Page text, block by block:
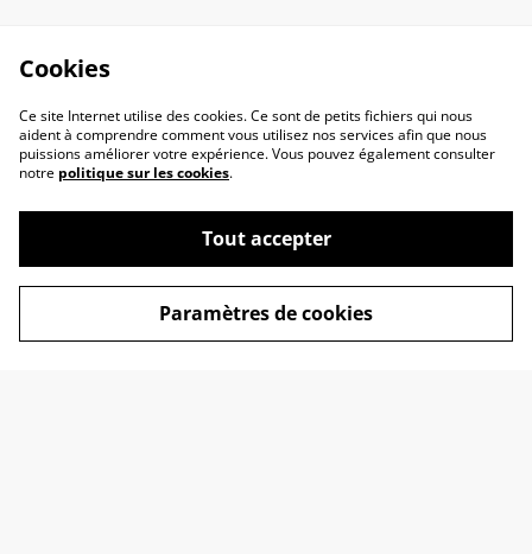
Cookies
Ce site Internet utilise des cookies. Ce sont de petits fichiers qui nous
aident à comprendre comment vous utilisez nos services afin que nous
puissions améliorer votre expérience. Vous pouvez également consulter
notre politique sur les cookies.
Tout accepter
Paramètres de cookies